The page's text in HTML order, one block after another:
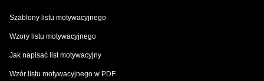
Szablony listu motywacyjnego
Wzory listu motywacyjnego
Jak napisać list motywacyjny
Wzór listu motywacyjnego w PDF